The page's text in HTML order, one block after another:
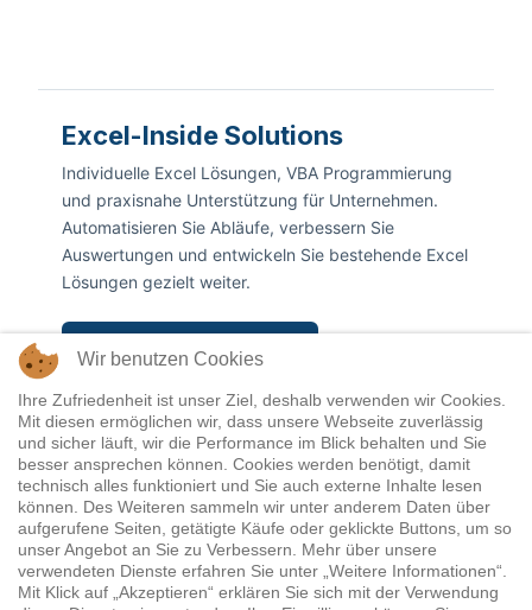
Excel-Inside Solutions
Individuelle Excel Lösungen, VBA Programmierung
und praxisnahe Unterstützung für Unternehmen.
Automatisieren Sie Abläufe, verbessern Sie
Auswertungen und entwickeln Sie bestehende Excel
Lösungen gezielt weiter.
Projektanfrage stellen
E Mail: anfrage@excel-inside.de
Telefon: +49 (0)151 164 55 914
Formular: Kontaktformular
Forum: office-fragen.de
Wir benutzen Cookies
Ihre Zufriedenheit ist unser Ziel, deshalb verwenden wir Cookies.
Mit diesen ermöglichen wir, dass unsere Webseite zuverlässig
und sicher läuft, wir die Performance im Blick behalten und Sie
besser ansprechen können. Cookies werden benötigt, damit
technisch alles funktioniert und Sie auch externe Inhalte lesen
können. Des Weiteren sammeln wir unter anderem Daten über
aufgerufene Seiten, getätigte Käufe oder geklickte Buttons, um so
unser Angebot an Sie zu Verbessern. Mehr über unsere
verwendeten Dienste erfahren Sie unter „Weitere Informationen“.
Mit Klick auf „Akzeptieren“ erklären Sie sich mit der Verwendung